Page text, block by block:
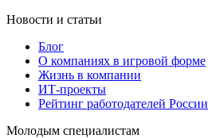
Новости и статьи
Блог
О компаниях в игровой форме
Жизнь в компании
ИТ-проекты
Рейтинг работодателей России
Молодым специалистам